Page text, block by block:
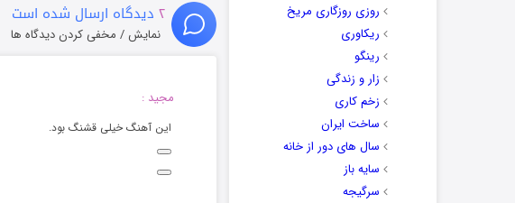
روزی روزگاری مریخ
ریکاوری
رینگو
زار و زندگی
زخم کاری
ساخت ایران
سال های دور از خانه
سایه باز
سرگیجه
۲ دیدگاه ارسال شده است
نمایش / مخفی کردن دیدگاه ها
مجید :
این آهنگ خیلی قشنگ بود.